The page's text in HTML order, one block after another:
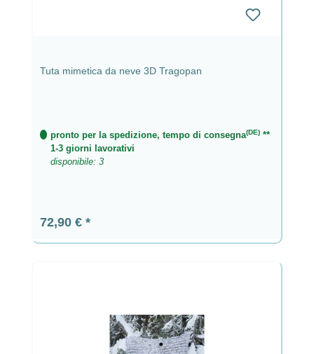
Tuta mimetica da neve 3D Tragopan
pronto per la spedizione, tempo di consegna(DE) **
1-3 giorni lavorativi
disponibile: 3
Prezzo normale:
72,90 €